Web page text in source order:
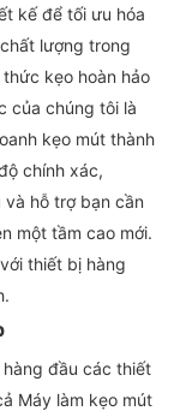
kế để tối ưu hóa
lượng trong
kẹo hoàn hảo
của chúng tôi là
kẹo mút thành
chính xác,
hỗ trợ bạn cần
một tầm cao mới.
thiết bị hàng
hàng đầu các thiết
Máy làm kẹo mút